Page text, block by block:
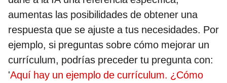
aumentas las posibilidades de obtener una
respuesta que se ajuste a tus necesidades. Por
ejemplo, si preguntas sobre cómo mejorar un
currículum, podrías preceder tu pregunta con:
'Aquí hay un ejemplo de currículum. ¿Cómo